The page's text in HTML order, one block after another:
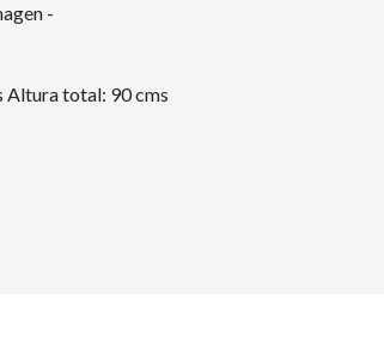
-
Altura total: 90 cms